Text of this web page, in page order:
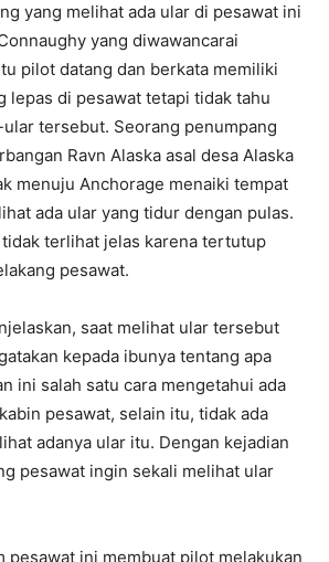
yang melihat ada ular di pesawat ini
yang diwawancarai
pilot datang dan berkata memiliki
lepas di pesawat tetapi tidak tahu
tersebut. Seorang penumpang
Ravn Alaska asal desa Alaska
menuju Anchorage menaiki tempat
ada ular yang tidur dengan pulas.
tidak terlihat jelas karena tertutup
pesawat.
saat melihat ular tersebut
kepada ibunya tentang apa
ini salah satu cara mengetahui ada
pesawat, selain itu, tidak ada
adanya ular itu. Dengan kejadian
pesawat ingin sekali melihat ular
pesawat ini membuat pilot melakukan